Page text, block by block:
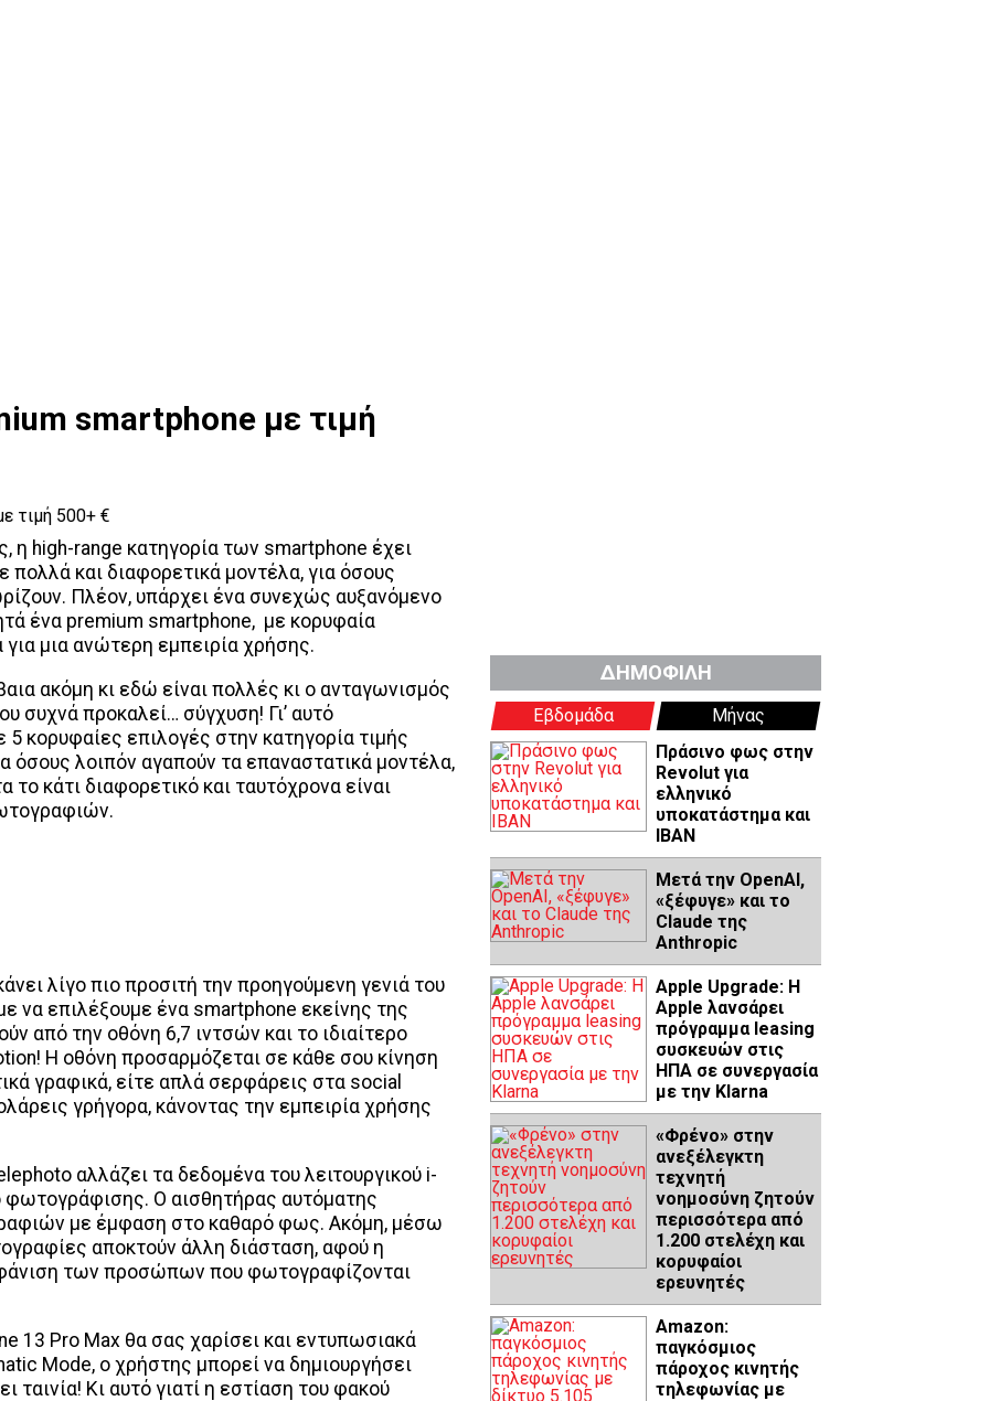
smartphone με τιμή
η high-range κατηγορία των smartphone έχει
πολλά και διαφορετικά μοντέλα, για όσους
Πλέον, υπάρχει ένα συνεχώς αυξανόμενο
ένα premium smartphone, με κορυφαία
για μια ανώτερη εμπειρία χρήσης.
ακόμη κι εδώ είναι πολλές κι ο ανταγωνισμός
συχνά προκαλεί… σύγχυση! Γι’ αυτό
κορυφαίες επιλογές στην κατηγορία τιμής
όσους λοιπόν αγαπούν τα επαναστατικά μοντέλα,
το κάτι διαφορετικό και ταυτόχρονα είναι
λίγο πιο προσιτή την προηγούμενη γενιά τoυ
να επιλέξουμε ένα smartphone εκείνης της
από την οθόνη 6,7 ιντσών και το ιδιαίτερο
Η οθόνη προσαρμόζεται σε κάθε σου κίνηση
γραφικά, είτε απλά σερφάρεις στα social
γρήγορα, κάνοντας την εμπειρία χρήσης
αλλάζει τα δεδομένα του λειτουργικού i-
φωτογράφισης. Ο αισθητήρας αυτόματης
με έμφαση στο καθαρό φως. Ακόμη, μέσω
αποκτούν άλλη διάσταση, αφού η
των προσώπων που φωτογραφίζονται
13 Pro Max θα σας χαρίσει και εντυπωσιακά
Mode, ο χρήστης μπορεί να δημιουργήσει
ταινία! Κι αυτό γιατί η εστίαση του φακού
ΔΗΜΟΦΙΛΗ
Εβδομάδα
Μήνας
Πράσινο φως στην
Revolut για
ελληνικό
υποκατάστημα και
IBAN
Μετά την OpenAI,
«ξέφυγε» και το
Claude της
Anthropic
Apple Upgrade: Η
Apple λανσάρει
πρόγραμμα leasing
συσκευών στις
ΗΠΑ σε συνεργασία
με την Klarna
«Φρένο» στην
ανεξέλεγκτη
τεχνητή
νοημοσύνη ζητούν
περισσότερα από
1.200 στελέχη και
κορυφαίοι
ερευνητές
Amazon:
παγκόσμιος
πάροχος κινητής
τηλεφωνίας με